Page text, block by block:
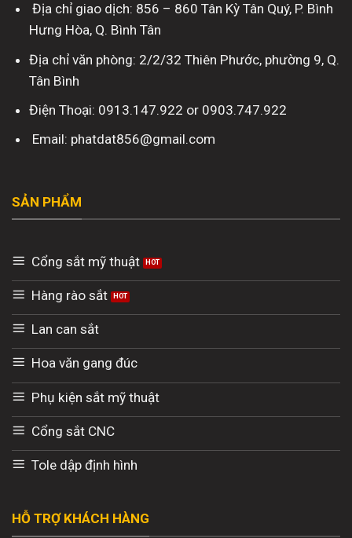
Địa chỉ giao dịch: 856 – 860 Tân Kỳ Tân Quý, P. Bình
Hưng Hòa, Q. Bình Tân
Địa chỉ văn phòng: 2/2/32 Thiên Phước, phường 9, Q.
Tân Bình
Điện Thoại: 0913.147.922 or 0903.747.922
Email: phatdat856@gmail.com
SẢN PHẨM
Cổng sắt mỹ thuật
Hàng rào sắt
Lan can sắt
Hoa văn gang đúc
Phụ kiện sắt mỹ thuật
Cổng sắt CNC
Tole dập định hình
HỖ TRỢ KHÁCH HÀNG